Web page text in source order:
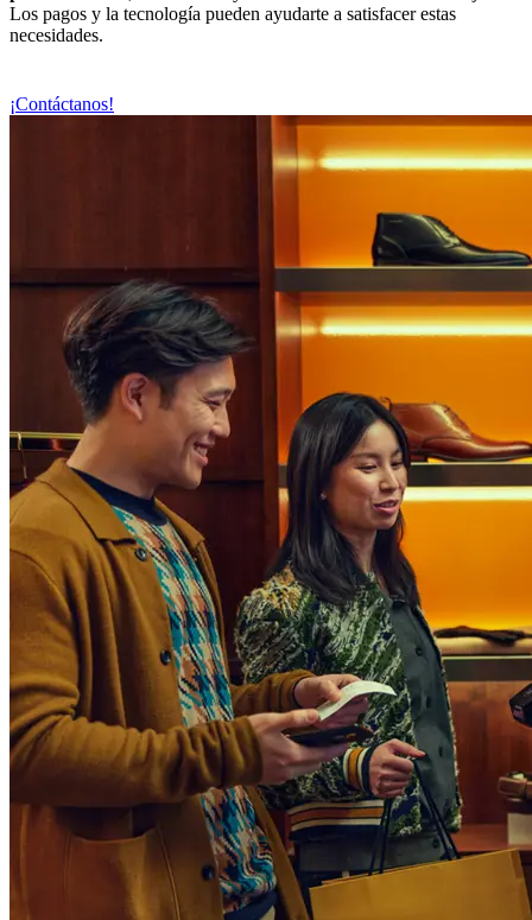
Los pagos y la tecnología pueden ayudarte a satisfacer estas
necesidades.
¡Contáctanos!